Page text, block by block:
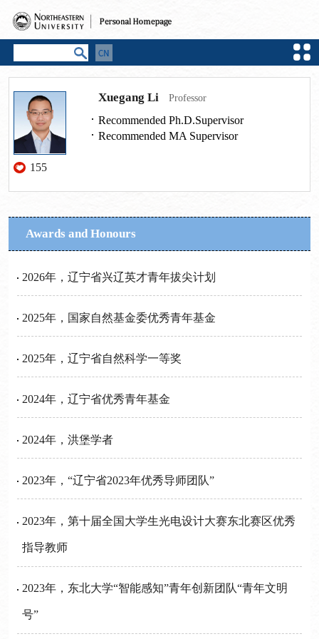
155
Xuegang Li Professor
Recommended Ph.D.Supervisor
Recommended MA Supervisor
Awards and Honours
2026年，辽宁省兴辽英才青年拔尖计划
2025年，国家自然基金委优秀青年基金
2025年，辽宁省自然科学一等奖
2024年，辽宁省优秀青年基金
2024年，洪堡学者
2023年，“辽宁省2023年优秀导师团队”
2023年，第十届全国大学生光电设计大赛东北赛区优秀
指导教师
2023年，东北大学“智能感知”青年创新团队“青年文明
号”